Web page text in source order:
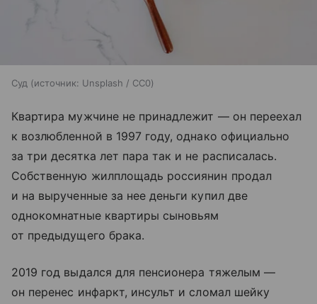
Суд источник: Unsplash / CC0
Квартира мужчине не принадлежит — он переехал
к возлюбленной в 1997 году, однако официально
за три десятка лет пара так и не расписалась.
Собственную жилплощадь россиянин продал
и на вырученные за нее деньги купил две
однокомнатные квартиры сыновьям
от предыдущего брака.
2019 год выдался для пенсионера тяжелым —
он перенес инфаркт, инсульт и сломал шейку